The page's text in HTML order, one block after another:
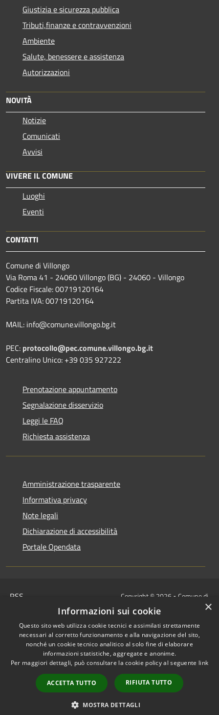
Giustizia e sicurezza pubblica
Tributi,finanze e contravvenzioni
Ambiente
Salute, benessere e assistenza
Autorizzazioni
NOVITÀ
Notizie
Comunicati
Avvisi
VIVERE IL COMUNE
Luoghi
Eventi
CONTATTI
Comune di Villongo
Via Roma 41 - 24060 Villongo (BG) - 24060 - Villongo
Codice Fiscale: 00719120164
Partita IVA: 00719120164
MAIL: info@comune.villongo.bg.it
PEC: protocollo@pec.comune.villongo.bg.it
Centralino Unico: +39 035 927222
Prenotazione appuntamento
Segnalazione disservizio
Leggi le FAQ
Richiesta assistenza
Amministrazione trasparente
Informativa privacy
Note legali
Dichiarazione di accessibilità
Portale Opendata
RSS
Cookie
Mappa del sito
IBAN COMUNALI: per i cittadini
IT48Z0851453760000000120312
IT32I0100004306TU0000005820
Copyright © 2026 • Comune di
Villongo • Powered by
redazione
×
Informazioni sui cookie
Questo sito web utilizza cookie tecnici e assimilati strettamente
necessari al corretto funzionamento e alla navigazione del sito,
nonché un cookie tecnico analitico al solo fine di elaborare
informazioni statistiche, aggregate e anonime.
Per maggiori dettagli, può consultare la cookie policy al seguente link
ACCETTA TUTTO RIFIUTA TUTTO
MOSTRA DETTAGLI